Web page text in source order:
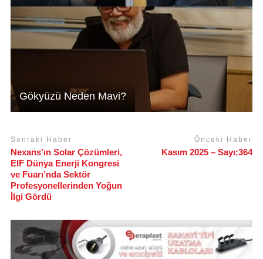
Gökyüzü Neden Mavi?
Sonraki Haber
Nexans’ın Solar Çözümleri,
EIF Dünya Enerji Kongresi
ve Fuarı’nda Sektör
Profesyonellerinden Yoğun
İlgi Gördü
Önceki Haber
Kasım 2025 – Sayı:364